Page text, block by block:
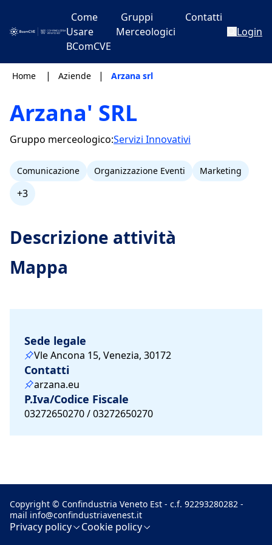
Come
Usare
BComCVE
Gruppi
Merceologici
Contatti
Login
Home | Aziende | Arzana srl
Arzana' SRL
Gruppo merceologico:Servizi Innovativi
Comunicazione Organizzazione Eventi Marketing
+3
Descrizione attività
Mappa
Sede legale
Vle Ancona 15, Venezia, 30172
Contatti
arzana.eu
P.Iva/Codice Fiscale
03272650270 / 03272650270
Copyright © Confindustria Veneto Est - c.f. 92293280282 -
mail info@confindustriavenest.it
Privacy policy Cookie policy